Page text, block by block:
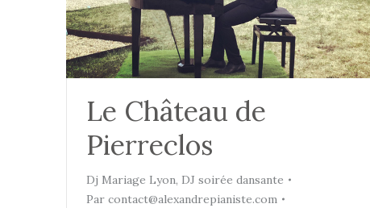
Le Château de
Pierreclos
Dj Mariage Lyon, DJ soirée dansante
Par contact@alexandrepianiste.com